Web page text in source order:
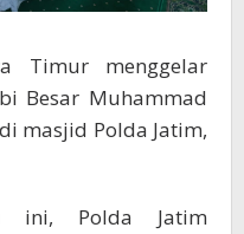
Timur menggelar
Besar Muhammad
masjid Polda Jatim,
ini, Polda Jatim